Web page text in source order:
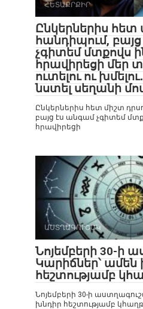
ՀԵՏԱՔՐՔԻՐ
Ընկերներիս հետ
հանդիպում,
չգիտեմ մտքովս
հրավիրեցի մեր
ուտելու ու
նստել սեղանի
Ընկերներիս հետ միշտ
բայց էս անգամ չգիտեմ
հրավիրեցի
ԱՍՏՂԱԳՈՒՇԱԿ
Նոյեմբերի 30-ի
Կարիճներ՝ ամեն
հեշտությամբ
Նոյեմբերի 30-ի
խնդիր հեշտությամբ